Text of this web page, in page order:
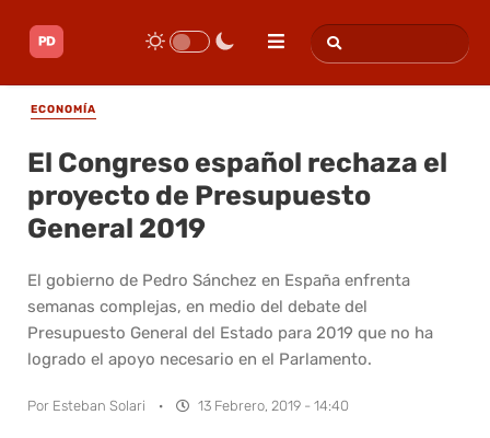
ECONOMÍA
El Congreso español rechaza el
proyecto de Presupuesto
General 2019
El gobierno de Pedro Sánchez en España enfrenta
semanas complejas, en medio del debate del
Presupuesto General del Estado para 2019 que no ha
logrado el apoyo necesario en el Parlamento.
Por Esteban Solari · 13 Febrero, 2019 - 14:40